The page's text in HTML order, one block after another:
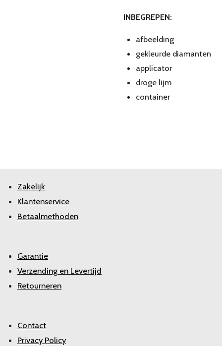
INBEGREPEN:
afbeelding
gekleurde diamanten
applicator
droge lijm
container
Zakelijk
Klantenservice
Betaalmethoden
Garantie
Verzending en Levertijd
Retourneren
Contact
Privacy Policy